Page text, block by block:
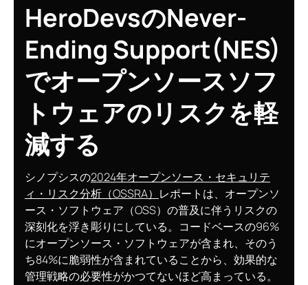
HeroDevsのNever-
Ending Support(NES)
でオープンソースソフ
トウェアのリスクを軽
減する
シノプシスの2024年オープンソース・セキュリテ
ィ・リスク分析（OSSRA） レポートは、オープンソ
ース・ソフトウェア（OSS）の普及に伴うリスクの
深刻化を浮き彫りにしている。コードベースの96%
にオープンソース・ソフトウェアが含まれ、そのう
ち84%に脆弱性が含まれていることから、効果的な
管理戦略の必要性がかつてないほど高まっている。